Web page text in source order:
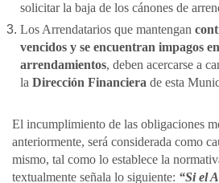
solicitar la baja de los cánones de
Los Arrendatarios que mantengan
vencidos y se encuentran impagos
arrendamientos, deben acercarse a
la Dirección Financiera de esta
El incumplimiento de las obligaciones
anteriormente, será considerada como
mismo, tal como lo establece la
textualmente señala lo siguiente: “Si el